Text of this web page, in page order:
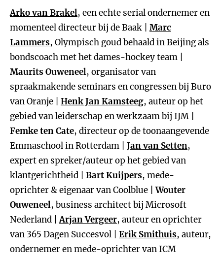
Arko van Brakel, een echte serial ondernemer en
momenteel directeur bij de Baak | Marc
Lammers, Olympisch goud behaald in Beijing als
bondscoach met het dames-hockey team |
Maurits Ouweneel, organisator van
spraakmakende seminars en congressen bij Buro
van Oranje | Henk Jan Kamsteeg, auteur op het
gebied van leiderschap en werkzaam bij IJM |
Femke ten Cate, directeur op de toonaangevende
Emmaschool in Rotterdam | Jan van Setten,
expert en spreker/auteur op het gebied van
klantgerichtheid | Bart Kuijpers, mede-
oprichter & eigenaar van Coolblue |Wouter
Ouweneel, business architect bij Microsoft
Nederland |Arjan Vergeer, auteur en oprichter
van 365 Dagen Succesvol | Erik Smithuis, auteur,
ondernemer en mede-oprichter van ICM